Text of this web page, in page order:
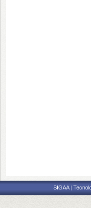
SIGAA |